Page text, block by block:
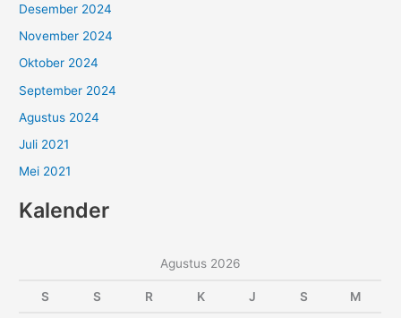
Desember 2024
November 2024
Oktober 2024
September 2024
Agustus 2024
Juli 2021
Mei 2021
Kalender
Agustus 2026
S S R K J S M